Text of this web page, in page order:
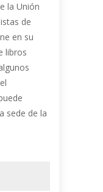
la Unión
de
en su
libros
sede de la